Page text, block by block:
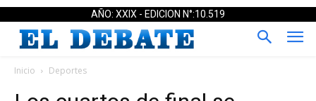
AÑO: XXIX - EDICION N°:10.519
Inicio Deportes